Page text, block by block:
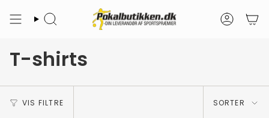
Søg Konto
T-shirts
VIS FILTRE SORTER